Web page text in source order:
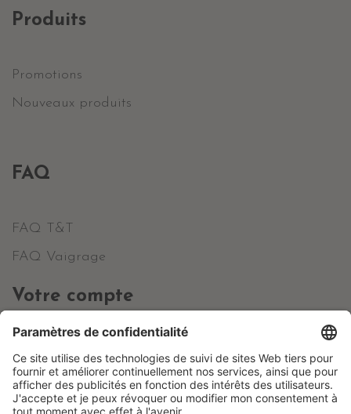
Produits
Promotions
Nouveaux produits
FAQ
FAQ T&T
FAQ Vaigrage
Votre compte
Informations personnelles
Commandes
Avoirs